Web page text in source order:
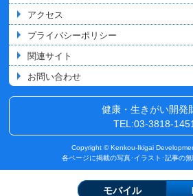
アクセス
プライバシーポリシー
関連サイト
お問い合わせ
健康・生きがい開発
TEL:03-3818-1451
Copyright © Kenkou-Ikigai
各ページに掲載の写真･イラスト･記事の
モバイル